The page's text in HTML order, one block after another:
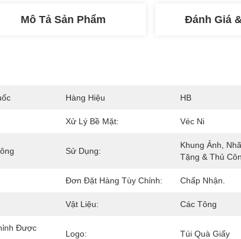
Mô Tả Sản Phẩm Đánh Giá
Hàng Hiệu HB
Xử Lý Bề Mặt: Véc Ni
Sử Dụng:
Khung Ảnh,
Tặng & Thủ
Đơn Đặt Hàng Tùy Chỉnh: Chấp Nhận.
Vật Liệu: Các Tông
Được
Logo: Túi Quà Giấy